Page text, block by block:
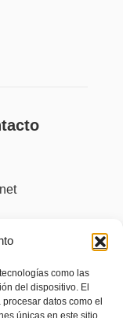
como las
del dispositivo. El
datos como el
únicas en este sitio.